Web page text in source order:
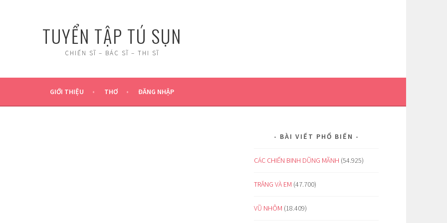
TUYỂN TẬP TÚ SỤN
CHIẾN SĨ – BÁC SĨ – THI SĨ
GIỚI THIỆU THƠ ĐĂNG NHẬP
BÀI VIẾT PHỔ BIẾN
CÁC CHIẾN BINH DŨNG MÃNH (54.925)
TRĂNG VÀ EM (47.700)
VŨ NHÔM (18.409)